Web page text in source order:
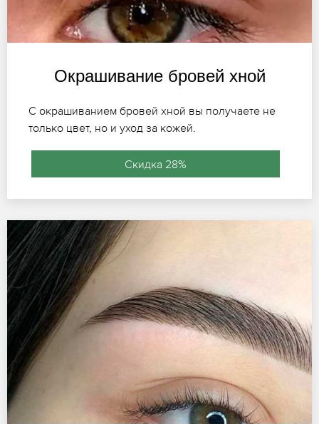
Окрашивание бровей хной
С окрашиванием бровей хной вы получаете не
только цвет, но и уход за кожей.
Скидка 28%